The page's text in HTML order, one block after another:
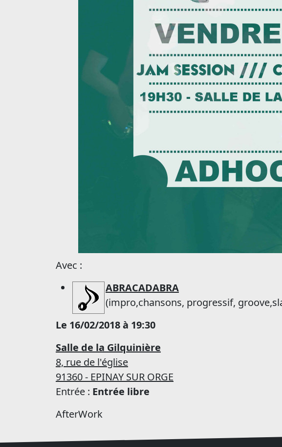
Avec :
ABRACADABRA
(impro,chansons, progressif,
Le 16/02/2018 à 19:30
Salle de la Gilquinière
8, rue de l'église
91360 - EPINAY SUR ORGE
Entrée : Entrée libre
AfterWork